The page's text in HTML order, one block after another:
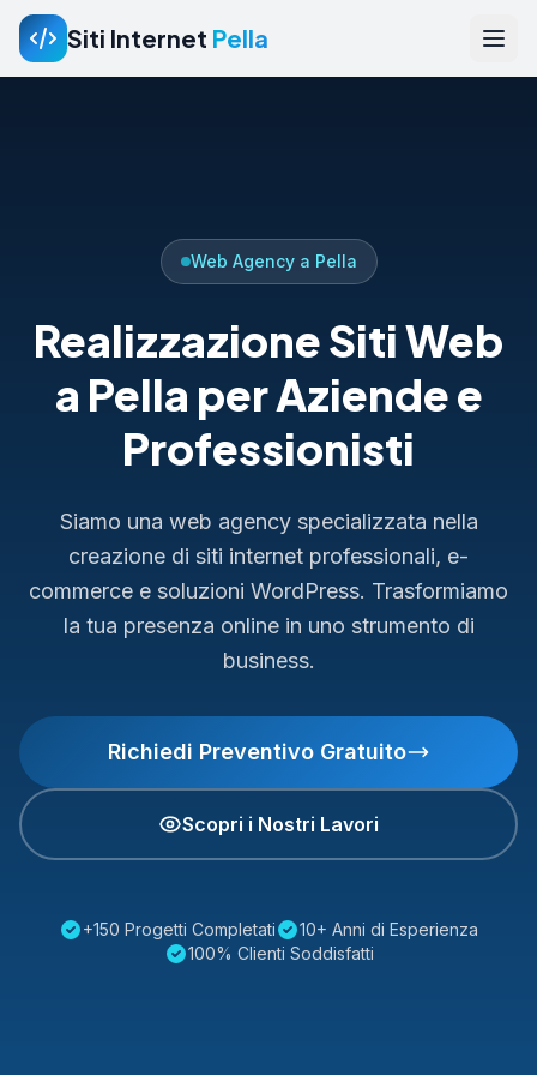
Siti Internet Pella
Web Agency a Pella
Realizzazione Siti Web
a Pella per Aziende e
Professionisti
Siamo una web agency specializzata nella
creazione di siti internet professionali, e-
commerce e soluzioni WordPress. Trasformiamo
la tua presenza online in uno strumento di
business.
Richiedi Preventivo Gratuito
Scopri i Nostri Lavori
+150 Progetti Completati
10+ Anni di Esperienza
100% Clienti Soddisfatti